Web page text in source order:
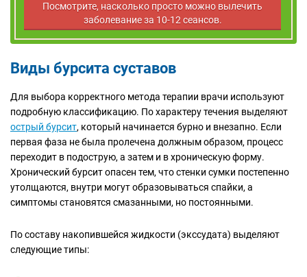
Посмотрите, насколько просто можно вылечить
заболевание за 10-12 сеансов.
Виды бурсита суставов
Для выбора корректного метода терапии врачи используют
подробную классификацию. По характеру течения выделяют
острый бурсит, который начинается бурно и внезапно. Если
первая фаза не была пролечена должным образом, процесс
переходит в подострую, а затем и в хроническую форму.
Хронический бурсит опасен тем, что стенки сумки постепенно
утолщаются, внутри могут образовываться спайки, а
симптомы становятся смазанными, но постоянными.
По составу накопившейся жидкости (экссудата) выделяют
следующие типы: